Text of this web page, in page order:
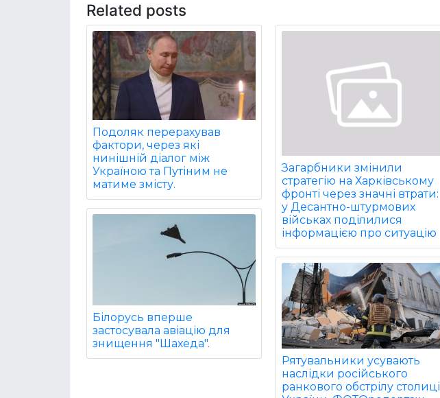
Related posts
Подоляк перерахував
фактори, через які
нинішній діалог між
Україною та Путіним не
матиме змісту.
Білорусь вперше
застосувала авіацію для
знищення "Шахеда".
Загарбники змінили
стратегію на Харківському
фронті через значні втрати:
у Десантно-штурмових
військах поділилися
інформацією про ситуацію
Рятувальники усувають
наслідки російського
ранкового обстрілу столиці